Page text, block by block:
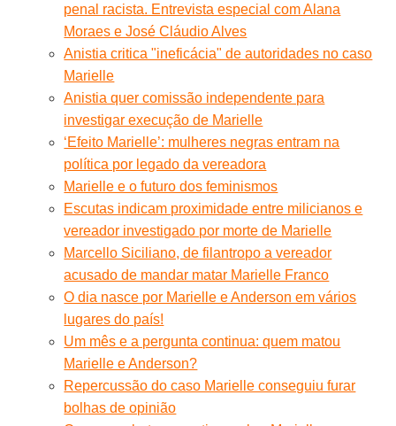
penal racista. Entrevista especial com Alana
Moraes e José Cláudio Alves
Anistia critica "ineficácia" de autoridades no caso
Marielle
Anistia quer comissão independente para
investigar execução de Marielle
‘Efeito Marielle’: mulheres negras entram na
política por legado da vereadora
Marielle e o futuro dos feminismos
Escutas indicam proximidade entre milicianos e
vereador investigado por morte de Marielle
Marcello Siciliano, de filantropo a vereador
acusado de mandar matar Marielle Franco
O dia nasce por Marielle e Anderson em vários
lugares do país!
Um mês e a pergunta continua: quem matou
Marielle e Anderson?
Repercussão do caso Marielle conseguiu furar
bolhas de opinião